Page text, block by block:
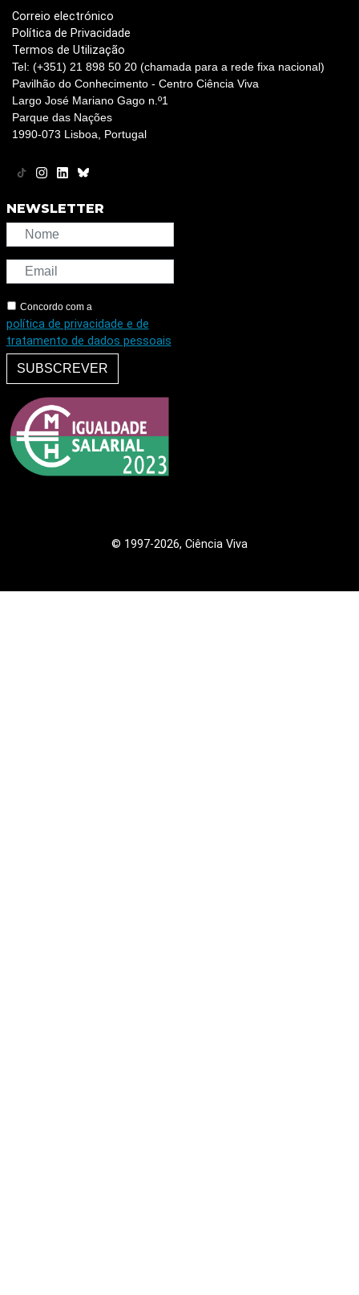
Correio electrónico
Política de Privacidade
Termos de Utilização
Tel: (+351) 21 898 50 20 (chamada para a rede fixa nacional)
Pavilhão do Conhecimento - Centro Ciência Viva
Largo José Mariano Gago n.º1
Parque das Nações
1990-073 Lisboa, Portugal
NEWSLETTER
Concordo com a
política de privacidade e de
tratamento de dados pessoais
SUBSCREVER
© 1997-2026, Ciência Viva